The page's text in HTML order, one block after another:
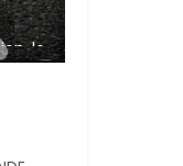
le
un